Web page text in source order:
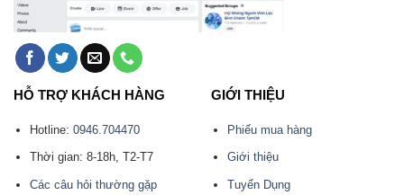
HỖ TRỢ KHÁCH HÀNG
Hotline: 0946.704470
Thời gian: 8-18h, T2-T7
Các câu hỏi thường gặp
GIỚI THIỆU
Phiếu mua hàng
Giới thiệu
Tuyển Dụng